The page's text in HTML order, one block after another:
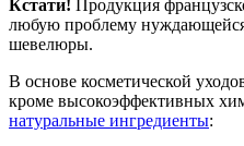
Кстати! Продукция
любую проблему
шевелюры.
В основе косметической
кроме высокоэффективных
натуральные ингредиенты: